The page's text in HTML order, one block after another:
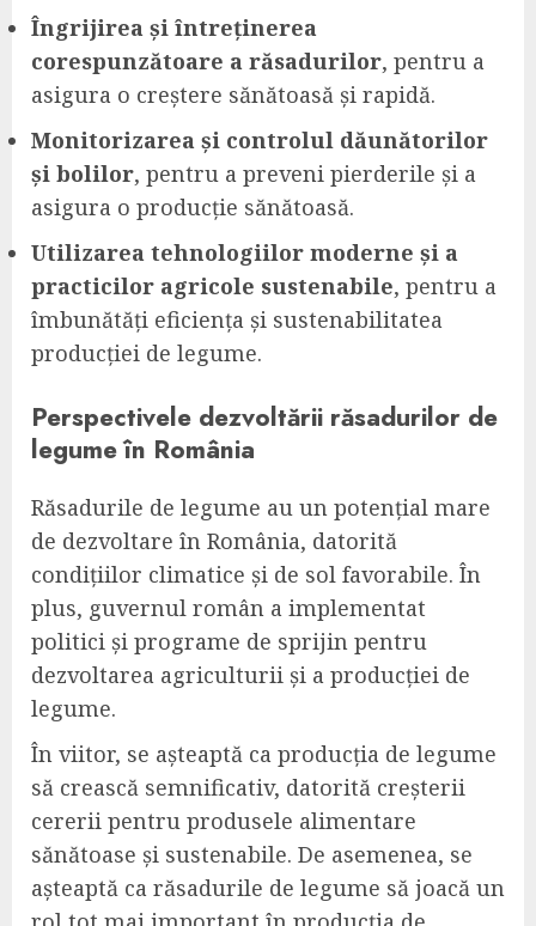
Îngrijirea și întreținerea
corespunzătoare a răsadurilor, pentru a
asigura o creștere sănătoasă și rapidă.
Monitorizarea și controlul dăunătorilor
și bolilor, pentru a preveni pierderile și a
asigura o producție sănătoasă.
Utilizarea tehnologiilor moderne și a
practicilor agricole sustenabile, pentru a
îmbunătăți eficiența și sustenabilitatea
producției de legume.
Perspectivele dezvoltării răsadurilor de
legume în România
Răsadurile de legume au un potențial mare
de dezvoltare în România, datorită
condițiilor climatice și de sol favorabile. În
plus, guvernul român a implementat
politici și programe de sprijin pentru
dezvoltarea agriculturii și a producției de
legume.
În viitor, se așteaptă ca producția de legume
să crească semnificativ, datorită creșterii
cererii pentru produsele alimentare
sănătoase și sustenabile. De asemenea, se
așteaptă ca răsadurile de legume să joacă un